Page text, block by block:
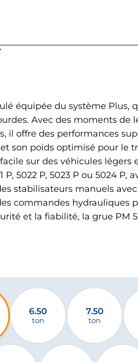
équipée du système
Avec des moments de
il offre des performances
son poids optimisé pour le
sur des véhicules légers
5022 P, 5023 P ou 5024 P,
stabilisateurs manuels
commandes
et la fiabilité, la grue PM
6.50
ton
7.50
ton